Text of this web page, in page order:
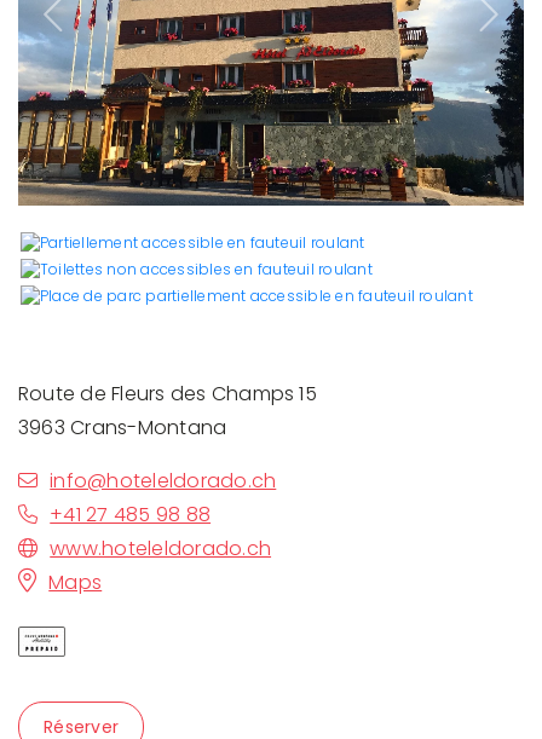
Previous Next
Route de Fleurs des Champs 15
3963 Crans-Montana
info@hoteleldorado.ch
+41 27 485 98 88
www.hoteleldorado.ch
Maps
Réserver